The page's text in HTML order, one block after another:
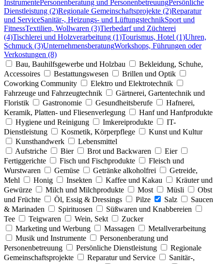
InstrumentePersonenberatung und PersonenbetreuungPersönliche
Dienstleistung (2)Regionale Gemeinschaftsprojekte (2)Reparatur
und ServiceSanitär-, Heizungs- und LüftungstechnikSport und
FitnessTextilien, Wollwaren (3)Tierbedarf und Züchterei
(4)Tischlerei und Holzverarbeitung (1)Tourismus, Hotel (1)Uhren,
Schmuck (3)UnternehmensberatungWorkshops, Führungen oder
Verkostungen (8)
Bau, Bauhilfsgewerbe und Holzbau
Bekleidung, Schuhe,
Accessoires
Bestattungswesen
Brillen und Optik
Coworking Community
Elektro und Elektrotechnik
Fahrzeuge und Fahrzeugtechnik
Gärtnerei, Gartentechnik und
Floristik
Gastronomie Gesundheitsberufe
Hafnerei,
Keramik, Platten- und Fliesenverlegung
Hanf und Hanfprodukte
Hygiene und Reinigung
Imkereiprodukte
IT-
Dienstleistung
Kosmetik, Körperpflege
Kunst und Kultur
Kunsthandwerk
Lebensmittel
Aufstriche
Bier Brot und Backwaren
Eier
Fertiggerichte
Fisch und Fischprodukte
Fleisch und
Wurstwaren
Gemüse Getränke alkoholfrei
Getreide,
Mehl
Honig Insekten Kaffee und Kakau
Kräuter und
Gewürze
Milch und Milchprodukte Most Müsli
Obst
und Früchte
Öl, Essig & Dressings Pilze Salz
Saucen
& Marinaden
Spirituosen
Süßwaren und Knabbereien
Tee
Teigwaren Wein, Sekt
Zucker
Marketing und Werbung
Massagen
Metallverarbeitung
Musik und Instrumente
Personenberatung und
Personenbetreuung
Persönliche Dienstleistung
Regionale
Gemeinschaftsprojekte
Reparatur und Service
Sanitär-,